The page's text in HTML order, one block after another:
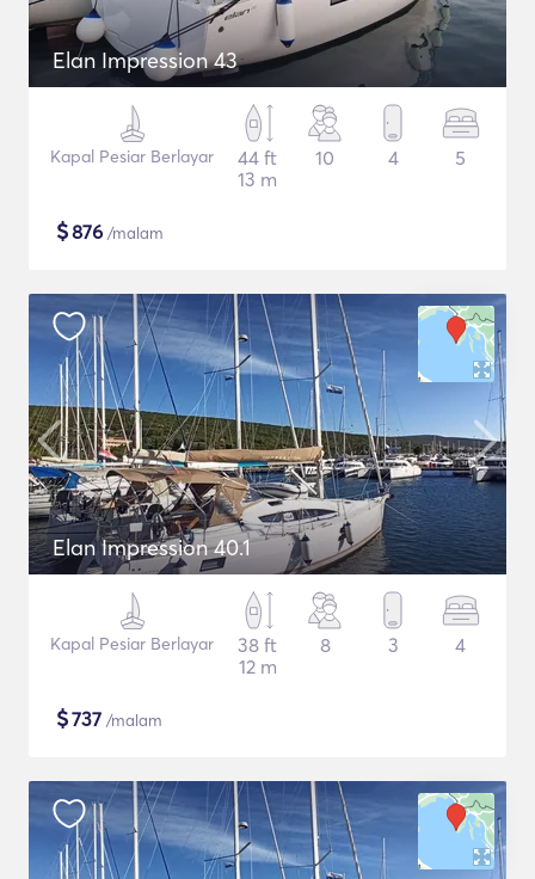
Elan Impression 43
Kapal Pesiar Berlayar
44 ft
13 m
10 4 5
$876 /malam
Elan Impression 40.1
Kapal Pesiar Berlayar
38 ft
12 m
8 3 4
$737 /malam